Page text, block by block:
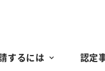
するには 認定